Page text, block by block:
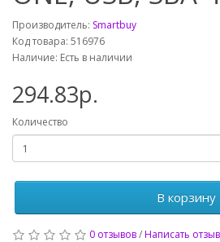
Производитель: Smartbuy
Код товара: 516976
Наличие: Есть в наличии
294.83р.
Количество
В корзину
0 отзывов/Написать отзыв